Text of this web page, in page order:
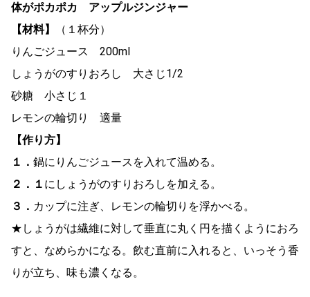
体がポカポカ アップルジンジャー
【材料】
（１杯分）
りんごジュース 200ml
しょうがのすりおろし 大さじ1/2
砂糖 小さじ１
レモンの輪切り 適量
【作り方】
１． 鍋にりんごジュースを入れて温める。
２． １ にしょうがのすりおろしを加える。
３． カップに注ぎ、レモンの輪切りを浮かべる。
★しょうがは繊維に対して垂直に丸く円を描くようにおろ
すと、なめらかになる。飲む直前に入れると、いっそう香
りが立ち、味も濃くなる。